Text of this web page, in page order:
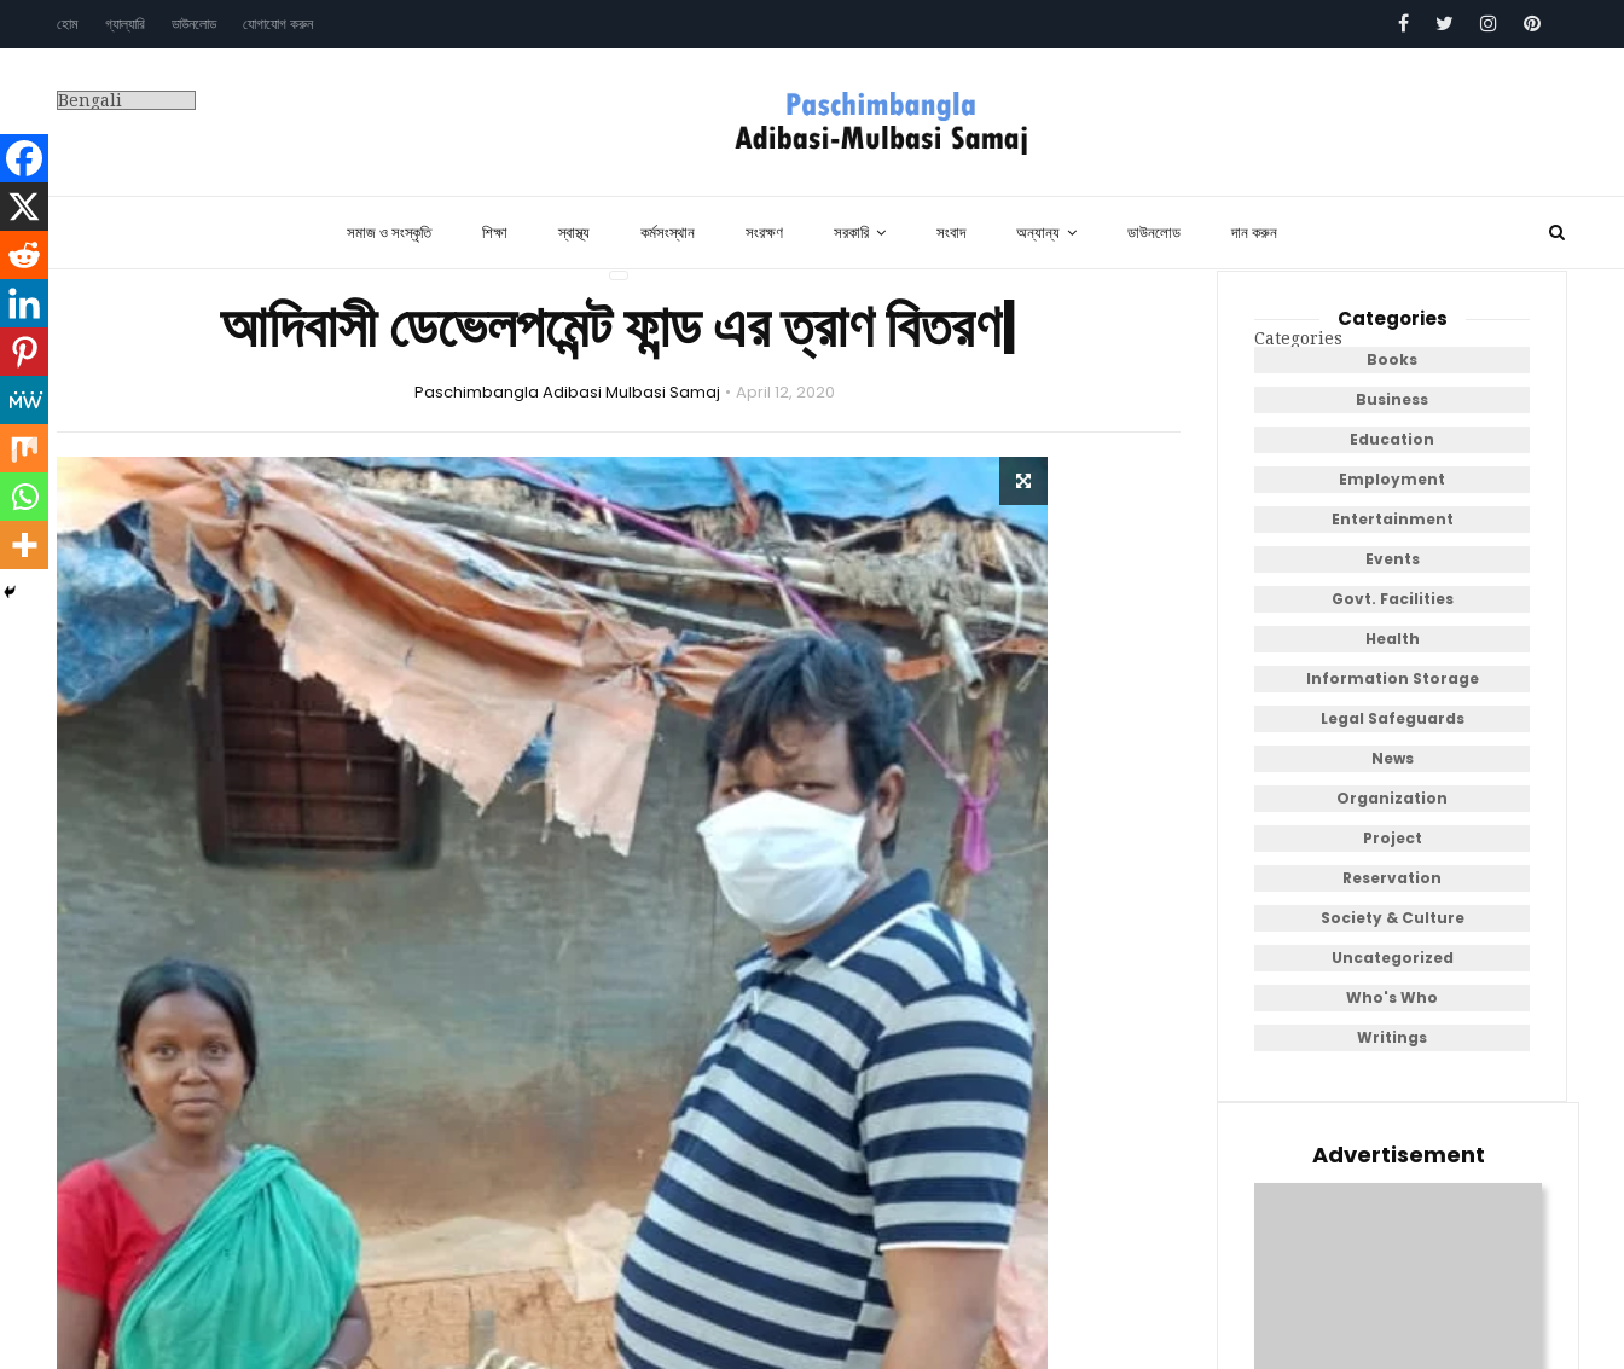
সমাজ ও সংস্কৃতি শিক্ষা স্বাস্থ্য কর্মসংস্থান সংরক্ষণ সরকারি সংবাদ অন্যান্য ডাউনলোড দান করুন
হোম গ্যাল্যারি ডাউনলোড যোগাযোগ করুন
আদিবাসী ডেভেলপমেন্ট ফান্ড এর ত্রাণ বিতরণ|
Paschimbangla Adibasi Mulbasi Samaj April 12, 2020
Categories
Categories
Books
Business
Education
Employment
Entertainment
Events
Govt. Facilities
Health
Information Storage
Legal Safeguards
News
Organization
Project
Reservation
Society & Culture
Uncategorized
Who's Who
Writings
Advertisement